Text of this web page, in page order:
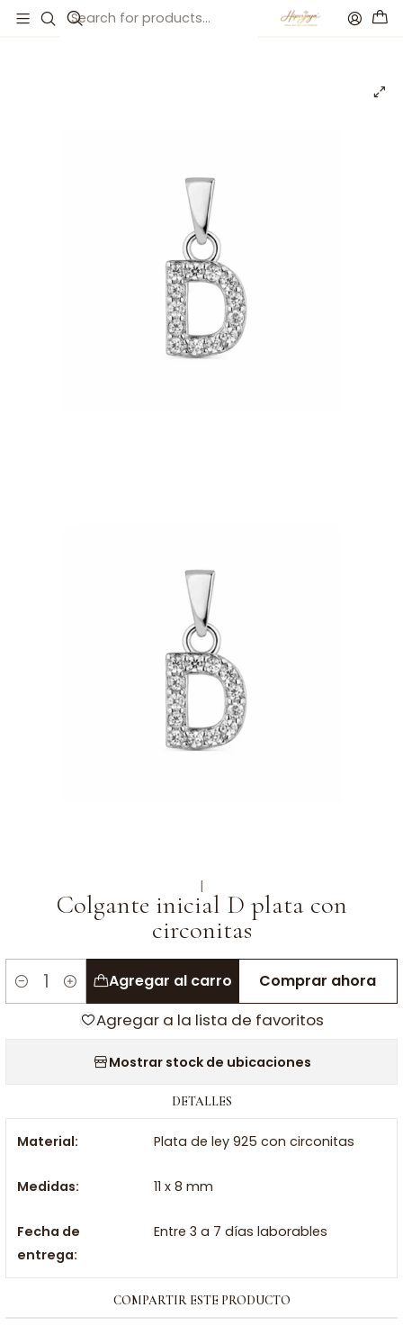
Inicio Catálogo Colgante inicial D plata con circonitas
|
Colgante inicial D plata con
circonitas
Cantidad
Agregar al carro Comprar ahora
Agregar a la lista de favoritos
Mostrar stock de ubicaciones
DETALLES
Material: Plata de ley 925 con circonitas
Medidas: 11 x 8 mm
Fecha de
entrega:
Entre 3 a 7 días laborables
COMPARTIR ESTE PRODUCTO